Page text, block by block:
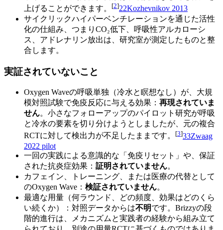
上げることができます。
[2]22Kozhevnikov 2013
サイクリックハイパーベンチレーションを通じた活性
化の仕組み、つまりCO₂低下、呼吸性アルカローシ
ス、アドレナリン放出は、研究室が測定したものと整
合します。
実証されていないこと
Oxygen Waveの呼吸単独（冷水と瞑想なし）が、大規
模対照試験で免疫反応に与える効果： 再現されていま
せん。小さなフォローアップのパイロット研究が呼吸
と冷水の要素を切り分けようとしましたが、元の複合
RCTに対して検出力が不足したままです。
[3]33Zwaag
2022 pilot
一回の実践による意識的な「免疫リセット」や、保証
された抗炎症効果： 証明されていません。
カフェイン、トレーニング、または医療の代替として
のOxygen Wave： 検証されていません。
最適な用量（何ラウンド、どの頻度、効果はどのくら
い続くか）：対照データからは不明です。Brizzyの段
階的進行は、メカニズムと実践者の経験から組み立て